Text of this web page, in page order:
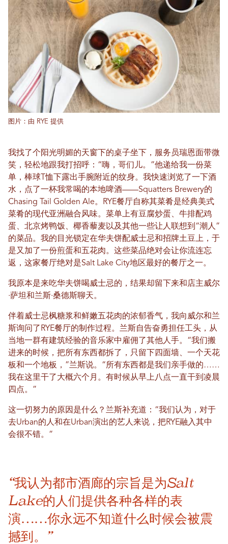
图片：由 RYE 提供
我找了个阳光明媚的天窗下的桌子坐下，服务员瑞恩面带微
笑，轻松地跟我打招呼：“嗨，哥们儿。”他递给我一份菜
单，棒球T恤下露出手腕附近的纹身。我快速浏览了一下酒
水，点了一杯我常喝的本地啤酒——Squatters Brewery的
Chasing Tail Golden Ale。RYE餐厅自称其菜肴是经典美式
菜肴的现代亚洲融合风味。菜单上有豆腐炒蛋、牛排配鸡
蛋、北京烤鸭饭、椰香藜麦以及其他一些让人联想到“潮人”
的菜品。我的目光锁定在华夫饼配威士忌和招牌土豆上，于
是又加了一份煎蛋和五花肉。这些菜品绝对会让你流连忘
返，这家餐厅绝对是Salt Lake City地区最好的餐厅之一。
我原本是来吃华夫饼喝威士忌的，结果却留下来和店主威尔
·萨坦和兰斯·桑德斯聊天。
伴着威士忌枫糖浆和鲜嫩五花肉的浓郁香气，我向威尔和兰
斯询问了RYE餐厅的制作过程。兰斯自告奋勇担任工头，从
当地一群有建筑经验的音乐家中雇佣了其他人手。“我们搬
进来的时候，把所有东西都拆了，只留下四面墙、一个天花
板和一个地板，”兰斯说。“所有东西都是我们亲手做的……
我在这里干了大概六个月。有时候从早上八点一直干到凌晨
四点。”
这一切努力的原因是什么？兰斯补充道：“我们认为，对于
去Urban的人和在Urban演出的艺人来说，把RYE融入其中
会很不错。”
“我认为都市酒廊的宗旨是为Salt
Lake的人们提供各种各样的表
演……你永远不知道什么时候会被震
撼到。”